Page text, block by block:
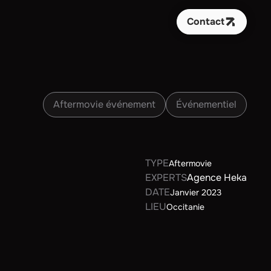
Contact
Aftermovie événement Événementiel
TYPEAftermovie
EXPERTSAgence Heka
DATEJanvier 2023
LIEUOccitanie